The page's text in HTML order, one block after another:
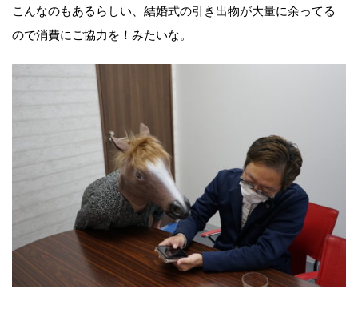
こんなのもあるらしい、結婚式の引き出物が大量に余ってる
ので消費にご協力を！みたいな。